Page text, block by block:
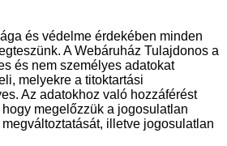
és védelme érdekében minden
A Webáruház Tulajdonos a
és nem személyes adatokat
melyekre a titoktartási
Az adatokhoz való hozzáférést
megelőzzük a jogosulatlan
illetve jogosulatlan